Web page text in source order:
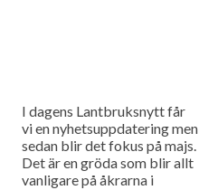
I dagens Lantbruksnytt får
vi en nyhetsuppdatering men
sedan blir det fokus på majs.
Det är en gröda som blir allt
vanligare på åkrarna i